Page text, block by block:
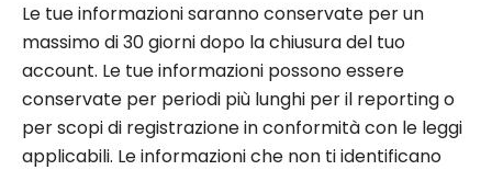
Le tue informazioni saranno conservate per un
massimo di 30 giorni dopo la chiusura del tuo
account. Le tue informazioni possono essere
conservate per periodi più lunghi per il reporting o
per scopi di registrazione in conformità con le leggi
applicabili. Le informazioni che non ti identificano